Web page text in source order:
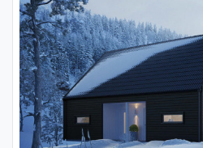
modernt i sin enkelhet och
för grillmiddagar, utomhusträning
årstiderna genom de stora fönstren
under årets kallare månader.